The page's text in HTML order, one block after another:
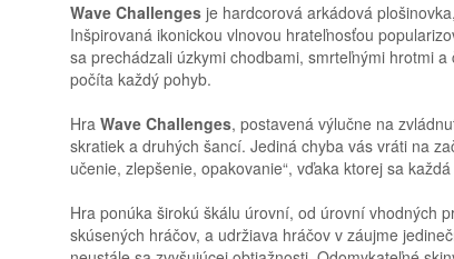
Wave Challenges je hardcorová arkádová
Inšpirovaná ikonickou vlnovou hrateľnosťou
sa prechádzali úzkymi chodbami, smrteľnými hrotmi
počíta každý pohyb.
HraWave Challenges, postavená výlučne na
skratiek a druhých šancí. Jediná chyba vás vráti na
učenie, zlepšenie, opakovanie“, vďaka ktorej sa
Hra ponúka širokú škálu úrovní, od úrovní vhodných
skúsených hráčov, a udržiava hráčov v záujme